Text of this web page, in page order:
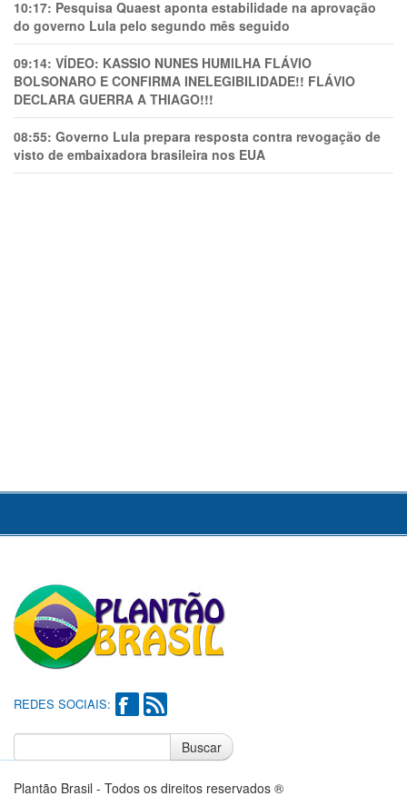
10:17: Pesquisa Quaest aponta estabilidade na aprovação
do governo Lula pelo segundo mês seguido
09:14: VÍDEO: KASSIO NUNES HUMlLHA FLÁVIO
BOLSONARO E CONFIRMA INELEGIBILIDADE!! FLÁVIO
DECLARA GUERRA A THIAGO!!!
08:55: Governo Lula prepara resposta contra revogação de
visto de embaixadora brasileira nos EUA
REDES SOCIAIS:
Buscar
Plantão Brasil - Todos os direitos reservados ®